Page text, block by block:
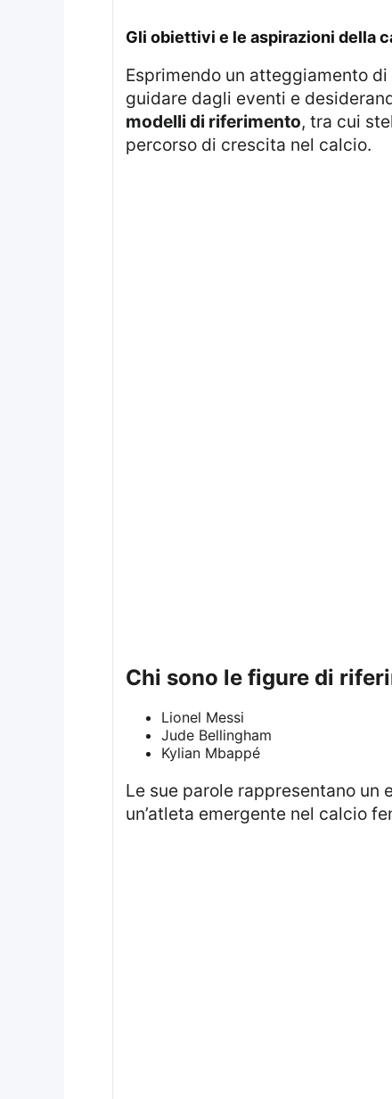
gli obiettivi e le aspirazioni della
Esprimendo un atteggiamento di
guidare dagli eventi e
modelli di riferimento, tra cui
percorso di crescita nel calcio.
chi sono le figure di
Lionel Messi
Jude Bellingham
Kylian Mbappé
Le sue parole rappresentano un esempio di umiltà e determinazione, componenti fondamentali nella carriera di
un’atleta emergente nel calcio